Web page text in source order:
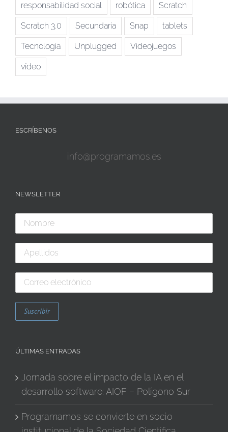
responsabilidad social robótica Scratch
Scratch 3.0 Secundaria Snap tablets
Tecnologia Unplugged Videojuegos
vídeo
ESCRÍBENOS
info@programamos.es
NEWSLETTER
ÚLTIMAS ENTRADAS
Jornada sobre el impacto de la IA en el
desarrollo software: AIOF – Polígono Sur
Programamos se convierte en socio